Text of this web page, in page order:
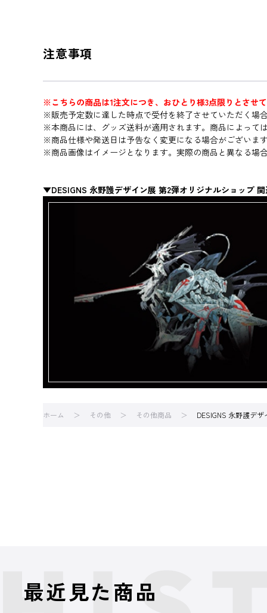
注意事項
※こちらの商品は1注文につき、おひとり様3点限りとさせ
※販売予定数に達した時点で受付を終了させていただく場
※本商品には、グッズ送料が適用されます。商品によって
※商品仕様や発送日は予告なく変更になる場合がございま
※商品画像はイメージとなります。実際の商品と異なる場
▼DESIGNS 永野護デザイン展 第2弾オリジナルショップ
ホーム その他 その他商品 DESIGNS 永野護デ
最近見た商品